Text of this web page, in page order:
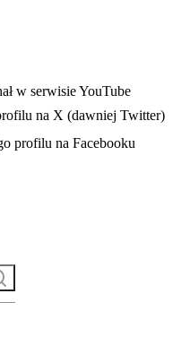
karcie
w serwisie YouTube
na X (dawniej Twitter)
karcie
profilu na Facebooku